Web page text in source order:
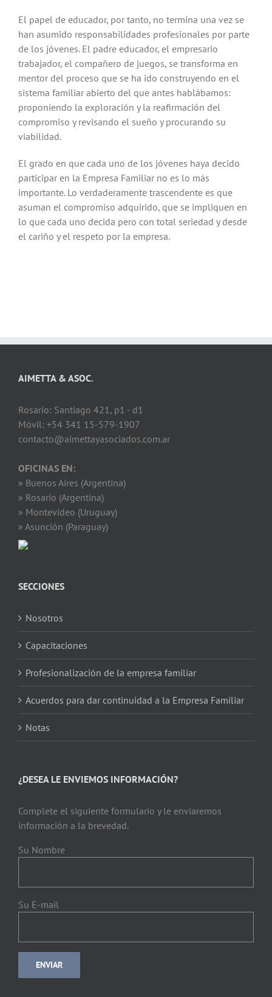
El papel de educador, por tanto, no termina una vez se
han asumido responsabilidades profesionales por parte
de los jóvenes. El padre educador, el empresario
trabajador, el compañero de juegos, se transforma en
mentor del proceso que se ha ido construyendo en el
sistema familiar abierto del que antes hablábamos:
proponiendo la exploración y la reafirmación del
compromiso y revisando el sueño y procurando su
viabilidad.
El grado en que cada uno de los jóvenes haya decido
participar en la Empresa Familiar no es lo más
importante. Lo verdaderamente trascendente es que
asuman el compromiso adquirido, que se impliquen en
lo que cada uno decida pero con total seriedad y desde
el cariño y el respeto por la empresa.
AIMETTA & ASOC.
Rosario: Santiago 421, p1 - d1
Móvil: +54 341 15-579-1907
contacto@aimettayasociados.com.ar
OFICINAS EN:
» Buenos Aires (Argentina)
» Rosario (Argentina)
» Montevideo (Uruguay)
» Asunción (Paraguay)
SECCIONES
Nosotros
Capacitaciones
Profesionalización de la empresa familiar
Acuerdos para dar continuidad a la Empresa Familiar
Notas
¿DESEA LE ENVIEMOS INFORMACIÓN?
Complete el siguiente formulario y le enviaremos
información a la brevedad.
Su Nombre
Su E-mail